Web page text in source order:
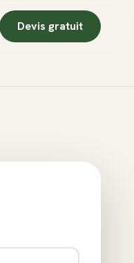
Devis gratuit